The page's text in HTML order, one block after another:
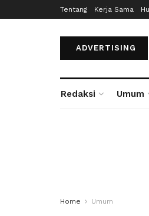
Tentang Kerja Sama
ADVERTISING
Redaksi Umum
Home Umum